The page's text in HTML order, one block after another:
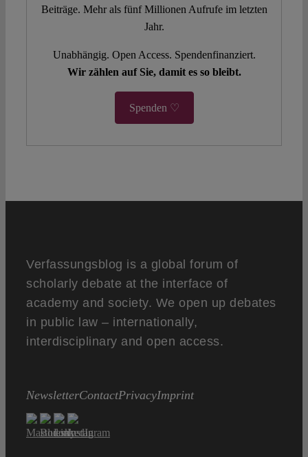
Beiträge. Mehr als fünf Millionen Aufrufe im letzten
Jahr.
Unabhängig. Open Access. Spendenfinanziert.
Wir zählen auf Sie, damit es so bleibt.
Spenden ♡
Verfassungsblog is a global forum of
scholarly debate at the interface of
academy and society. We open up debates
in public law – internationally,
interdisciplinary and open access.
NewsletterContactPrivacyImprint